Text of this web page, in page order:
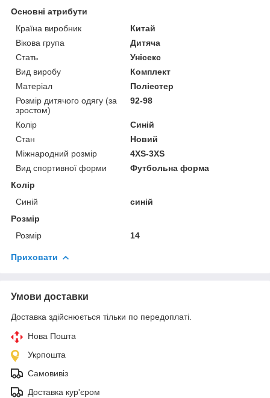
Основні атрибути
Країна виробник
Китай
Вікова група
Дитяча
Стать
Унісекс
Вид виробу
Комплект
Матеріал
Поліестер
Розмір дитячого одягу (за
зростом)
92-98
Колір
Синій
Стан
Новий
Міжнародний розмір
4XS-3XS
Вид спортивної форми
Футбольна форма
Колір
Синій
синій
Розмір
Розмір
14
Приховати
Умови доставки
Доставка здійснюється тільки по передоплаті.
Нова Пошта
Укрпошта
Самовивіз
Доставка кур'єром